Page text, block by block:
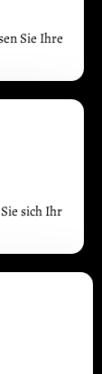
Sie Ihre
sich Ihr